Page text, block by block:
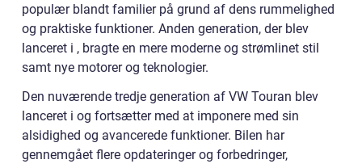
populær blandt familier på grund af dens rummelighed
og praktiske funktioner. Anden generation, der blev
lanceret i , bragte en mere moderne og strømlinet stil
samt nye motorer og teknologier.
Den nuværende tredje generation af VW Touran blev
lanceret i og fortsætter med at imponere med sin
alsidighed og avancerede funktioner. Bilen har
gennemgået flere opdateringer og forbedringer,